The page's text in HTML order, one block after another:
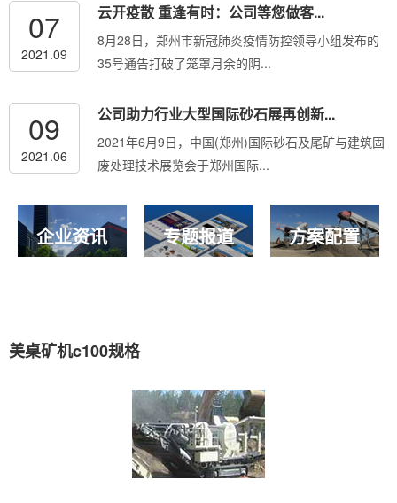
07
2021.09
云开疫散 重逢有时：公司等您做客...
8月28日，郑州市新冠肺炎疫情防控领导小组发布的
35号通告打破了笼罩月余的阴...
09
2021.06
公司助力行业大型国际砂石展再创新...
2021年6月9日，中国(郑州)国际砂石及尾矿与建筑固
废处理技术展览会于郑州国际...
企业资讯 专题报道 方案配置
美桌矿机c100规格